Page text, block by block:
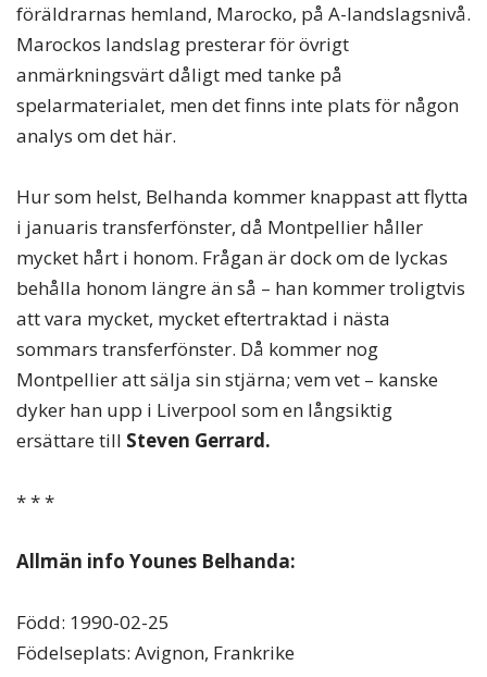
föräldrarnas hemland, Marocko, på A-landslagsnivå.
Marockos landslag presterar för övrigt
anmärkningsvärt dåligt med tanke på
spelarmaterialet, men det finns inte plats för någon
analys om det här.
Hur som helst, Belhanda kommer knappast att flytta
i januaris transferfönster, då Montpellier håller
mycket hårt i honom. Frågan är dock om de lyckas
behålla honom längre än så – han kommer troligtvis
att vara mycket, mycket eftertraktad i nästa
sommars transferfönster. Då kommer nog
Montpellier att sälja sin stjärna; vem vet – kanske
dyker han upp i Liverpool som en långsiktig
ersättare till Steven Gerrard.
* * *
Allmän info Younes Belhanda:
Född: 1990-02-25
Födelseplats: Avignon, Frankrike